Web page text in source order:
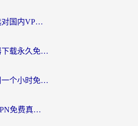
海外党必看：如何选对国内VPN，实现无缝访问国内资源？
海外党必看：加速器下载永久免费版真的存在吗？教你无缝访问国内资源的正确姿势
海外党自救指南：用一个小时免费加速器，轻松打破国内资源访问壁垒？
海外党必看：中国VPN免费真的靠谱吗？手把手教你选对回国加速器